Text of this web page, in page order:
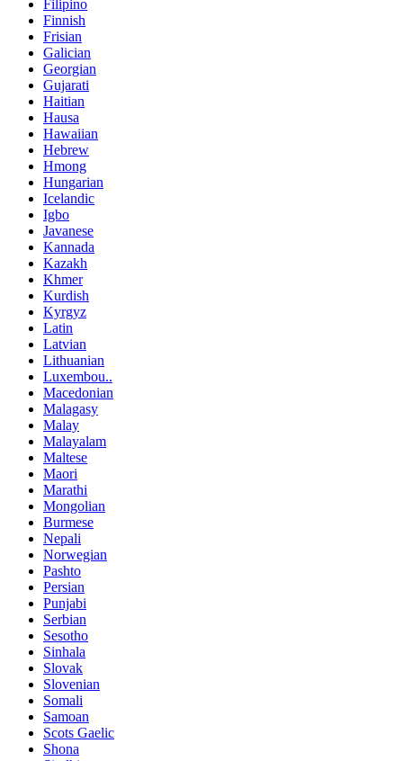
Filipino
Finnish
Frisian
Galician
Georgian
Gujarati
Haitian
Hausa
Hawaiian
Hebrew
Hmong
Hungarian
Icelandic
Igbo
Javanese
Kannada
Kazakh
Khmer
Kurdish
Kyrgyz
Latin
Latvian
Lithuanian
Luxembou..
Macedonian
Malagasy
Malay
Malayalam
Maltese
Maori
Marathi
Mongolian
Burmese
Nepali
Norwegian
Pashto
Persian
Punjabi
Serbian
Sesotho
Sinhala
Slovak
Slovenian
Somali
Samoan
Scots Gaelic
Shona